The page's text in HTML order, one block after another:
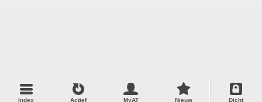
Index Actief MyAT Nieuw Dicht